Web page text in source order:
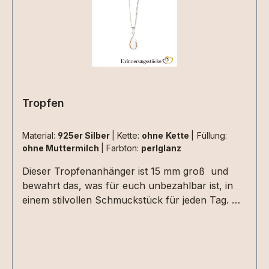
Tropfen
Material: 925er Silber Kette: ohne Kette
Füllung:
ohne Muttermilch
Farbton: perlglanz
Dieser Tropfenanhänger ist 15 mm groß und
bewahrt das, was für euch unbezahlbar ist, in
einem stilvollen Schmuckstück für jeden Tag. Ob